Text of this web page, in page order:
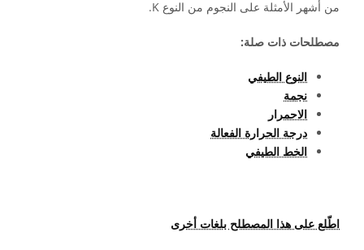
من أشهر الأمثلة على النجوم من النوع K.
مصطلحات ذات صلة:
النوع الطيفي
نجمة
الاحمرار
درجة الحرارة الفعالة
الخط الطيفي
اطّلع على هذا المصطلح بلغات أخرى